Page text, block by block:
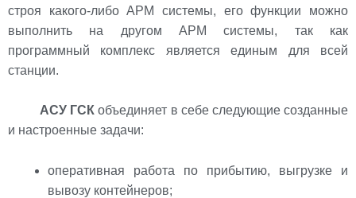
строя какого-либо АРМ системы, его функции можно
выполнить на другом АРМ системы, так как
программный комплекс является единым для всей
станции.
АСУ ГСК объединяет в себе следующие созданные
и настроенные задачи:
оперативная работа по прибытию, выгрузке и
вывозу контейнеров;